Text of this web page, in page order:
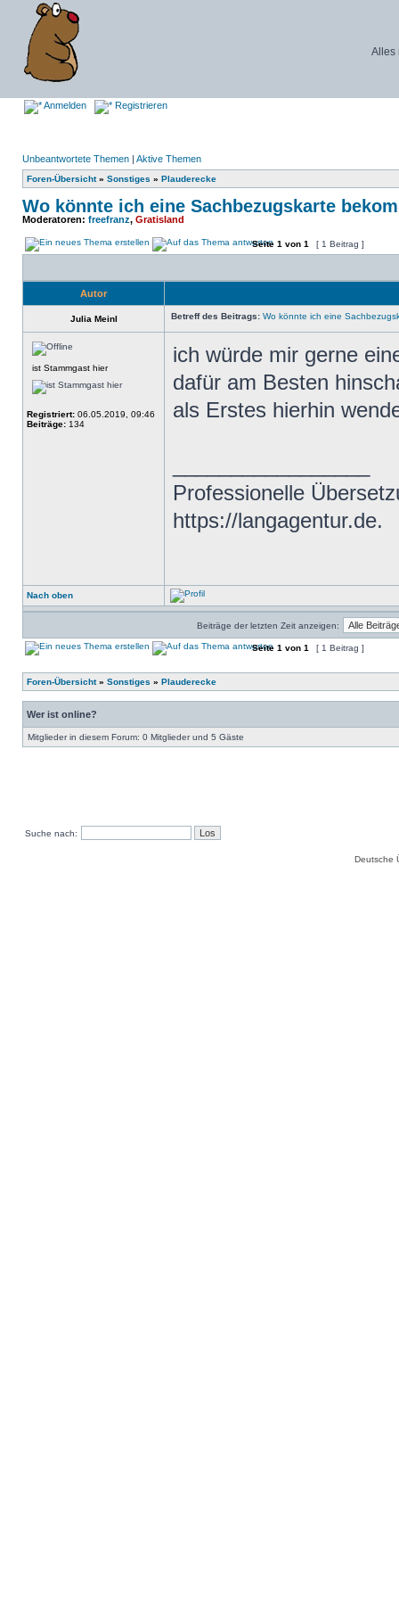
Alles
Anmelden Registrieren
Unbeantwortete Themen | Aktive Themen
Foren-Übersicht» Sonstiges » Plauderecke
Wo könnte ich eine Sachbezugskarte
Moderatoren: freefranz, Gratisland
Seite 1 von 1 [ 1 Beitrag ]
Autor
Julia Meinl Betreff des Beitrags: Wo könnte ich eine
ist Stammgast hier
Registriert: 06.05.2019, 09:46
Beiträge: 134
ich würde mir gerne
dafür am Besten
als Erstes hierhin
Professionelle
https://langagentur.de.
Nach oben
Beiträge der letzten Zeit anzeigen:
Seite 1 von 1 [ 1 Beitrag ]
Foren-Übersicht» Sonstiges » Plauderecke
Wer ist online?
Mitglieder in diesem Forum: 0 Mitglieder und 5 Gäste
Suche nach:
Deutsche